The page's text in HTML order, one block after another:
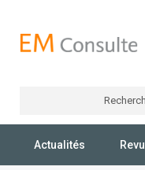
Actualités